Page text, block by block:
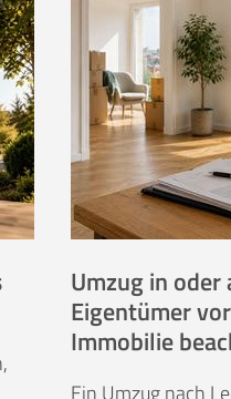
Umzug in oder
Eigentümer
Immobilie
Ein Umzug nach